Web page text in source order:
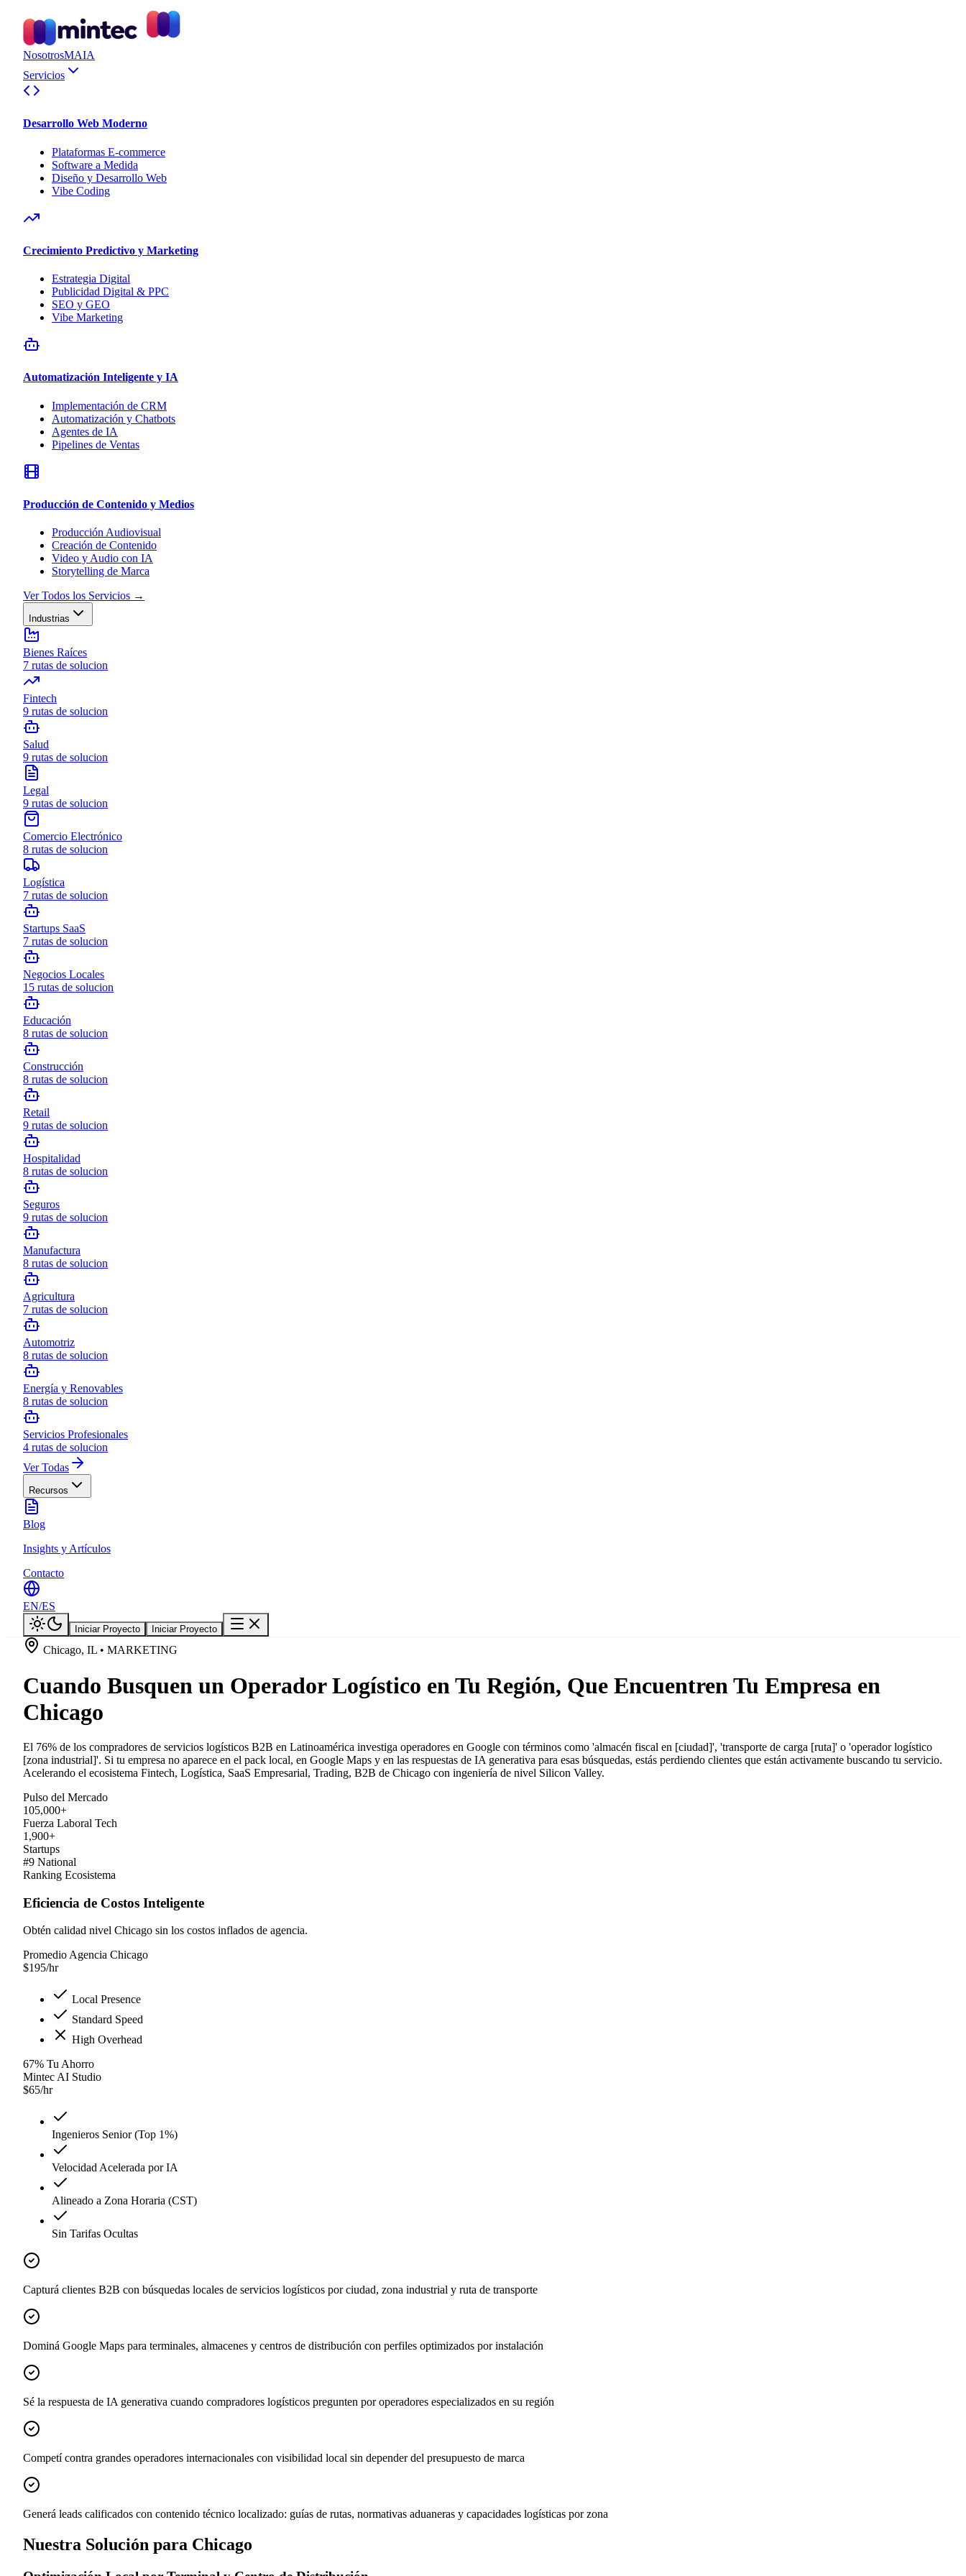
NosotrosMAIA
Servicios
Desarrollo Web Moderno
Plataformas E-commerce
Software a Medida
Diseño y Desarrollo Web
Vibe Coding
Crecimiento Predictivo y Marketing
Estrategia Digital
Publicidad Digital & PPC
SEO y GEO
Vibe Marketing
Automatización Inteligente y IA
Implementación de CRM
Automatización y Chatbots
Agentes de IA
Pipelines de Ventas
Producción de Contenido y Medios
Producción Audiovisual
Creación de Contenido
Video y Audio con IA
Storytelling de Marca
Ver Todos los Servicios →
Industrias
Bienes Raíces
7 rutas de solucion
Fintech
9 rutas de solucion
Salud
9 rutas de solucion
Legal
9 rutas de solucion
Comercio Electrónico
8 rutas de solucion
Logística
7 rutas de solucion
Startups SaaS
7 rutas de solucion
Negocios Locales
15 rutas de solucion
Educación
8 rutas de solucion
Construcción
8 rutas de solucion
Retail
9 rutas de solucion
Hospitalidad
8 rutas de solucion
Seguros
9 rutas de solucion
Manufactura
8 rutas de solucion
Agricultura
7 rutas de solucion
Automotriz
8 rutas de solucion
Energía y Renovables
8 rutas de solucion
Servicios Profesionales
4 rutas de solucion
Ver Todas
Recursos
Blog
Insights y Artículos
Contacto
EN/ES
Iniciar Proyecto Iniciar Proyecto
Chicago, IL • MARKETING
Cuando Busquen un Operador Logístico en Tu Región, Que Encuentren Tu Empresa en
Chicago
El 76% de los compradores de servicios logísticos B2B en Latinoamérica investiga operadores en Google con términos como 'almacén fiscal en [ciudad]', 'transporte de carga [ruta]' o 'operador logístico
[zona industrial]'. Si tu empresa no aparece en el pack local, en Google Maps y en las respuestas de IA generativa para esas búsquedas, estás perdiendo clientes que están activamente buscando tu servicio.
Acelerando el ecosistema Fintech, Logística, SaaS Empresarial, Trading, B2B de Chicago con ingeniería de nivel Silicon Valley.
Pulso del Mercado
105,000+
Fuerza Laboral Tech
1,900+
Startups
#9 National
Ranking Ecosistema
Eficiencia de Costos Inteligente
Obtén calidad nivel Chicago sin los costos inflados de agencia.
Promedio Agencia Chicago
$195/hr
Local Presence
Standard Speed
High Overhead
67% Tu Ahorro
Mintec AI Studio
$65/hr
Ingenieros Senior (Top 1%)
Velocidad Acelerada por IA
Alineado a Zona Horaria (CST)
Sin Tarifas Ocultas
Capturá clientes B2B con búsquedas locales de servicios logísticos por ciudad, zona industrial y ruta de transporte
Dominá Google Maps para terminales, almacenes y centros de distribución con perfiles optimizados por instalación
Sé la respuesta de IA generativa cuando compradores logísticos pregunten por operadores especializados en su región
Competí contra grandes operadores internacionales con visibilidad local sin depender del presupuesto de marca
Generá leads calificados con contenido técnico localizado: guías de rutas, normativas aduaneras y capacidades logísticas por zona
Nuestra Solución para Chicago